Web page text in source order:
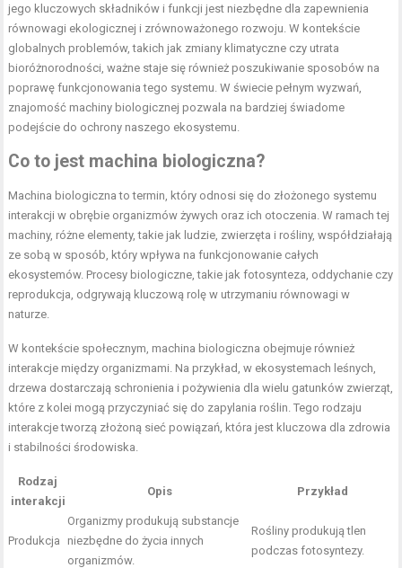
jego kluczowych składników i funkcji jest niezbędne dla zapewnienia
równowagi ekologicznej i zrównoważonego rozwoju. W kontekście
globalnych problemów, takich jak zmiany klimatyczne czy utrata
bioróżnorodności, ważne staje się również poszukiwanie sposobów na
poprawę funkcjonowania tego systemu. W świecie pełnym wyzwań,
znajomość machiny biologicznej pozwala na bardziej świadome
podejście do ochrony naszego ekosystemu.
Co to jest machina biologiczna?
Machina biologiczna to termin, który odnosi się do złożonego systemu
interakcji w obrębie organizmów żywych oraz ich otoczenia. W ramach tej
machiny, różne elementy, takie jak ludzie, zwierzęta i rośliny, współdziałają
ze sobą w sposób, który wpływa na funkcjonowanie całych
ekosystemów. Procesy biologiczne, takie jak fotosynteza, oddychanie czy
reprodukcja, odgrywają kluczową rolę w utrzymaniu równowagi w
naturze.
W kontekście społecznym, machina biologiczna obejmuje również
interakcje między organizmami. Na przykład, w ekosystemach leśnych,
drzewa dostarczają schronienia i pożywienia dla wielu gatunków zwierząt,
które z kolei mogą przyczyniać się do zapylania roślin. Tego rodzaju
interakcje tworzą złożoną sieć powiązań, która jest kluczowa dla zdrowia
i stabilności środowiska.
Rodzaj
interakcji
Opis Przykład
Produkcja
Organizmy produkują substancje
niezbędne do życia innych
organizmów.
Rośliny produkują tlen
podczas fotosyntezy.